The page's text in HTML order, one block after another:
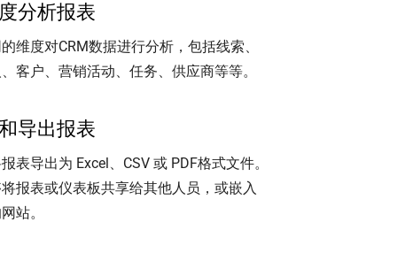
分析报表
维度对CRM数据进行分析，包括线索、
客户、营销活动、任务、供应商等等。
导出报表
表导出为 Excel、CSV 或 PDF格式文件。
报表或仪表板共享给其他人员，或嵌入
站。